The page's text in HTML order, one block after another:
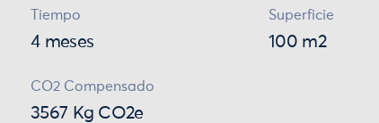
Tiempo
4 meses
Superficie
100 m2
CO2 Compensado
3567 Kg CO2e